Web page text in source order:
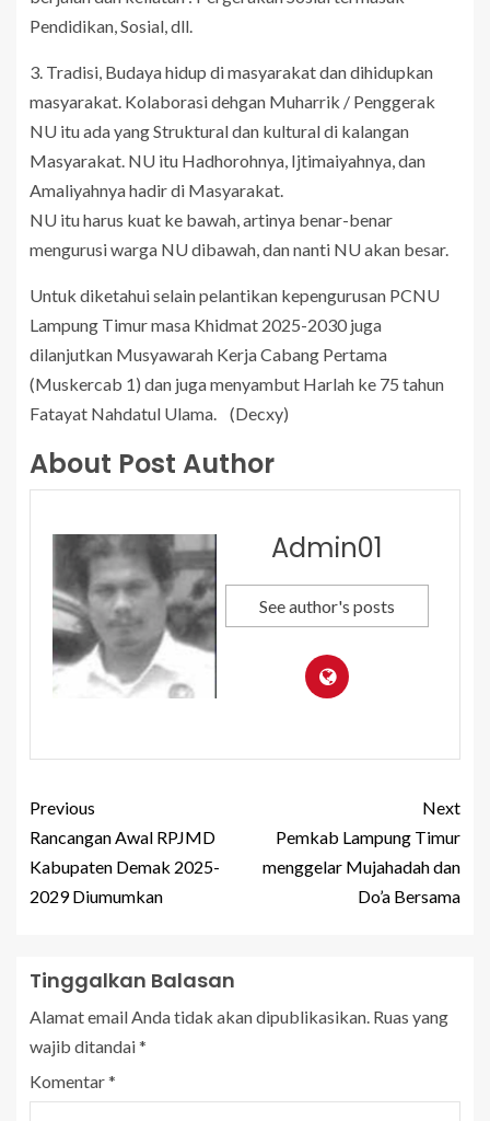
Pendidikan, Sosial, dll.
3. Tradisi, Budaya hidup di masyarakat dan dihidupkan
masyarakat. Kolaborasi dehgan Muharrik / Penggerak
NU itu ada yang Struktural dan kultural di kalangan
Masyarakat. NU itu Hadhorohnya, Ijtimaiyahnya, dan
Amaliyahnya hadir di Masyarakat.
NU itu harus kuat ke bawah, artinya benar-benar
mengurusi warga NU dibawah, dan nanti NU akan besar.
Untuk diketahui selain pelantikan kepengurusan PCNU
Lampung Timur masa Khidmat 2025-2030 juga
dilanjutkan Musyawarah Kerja Cabang Pertama
(Muskercab 1) dan juga menyambut Harlah ke 75 tahun
Fatayat Nahdatul Ulama. (Decxy)
About Post Author
Admin01
See author's posts
Previous
Rancangan Awal RPJMD
Kabupaten Demak 2025-
2029 Diumumkan
Next
Pemkab Lampung Timur
menggelar Mujahadah dan
Do’a Bersama
Tinggalkan Balasan
Alamat email Anda tidak akan dipublikasikan. Ruas yang
wajib ditandai*
Komentar*